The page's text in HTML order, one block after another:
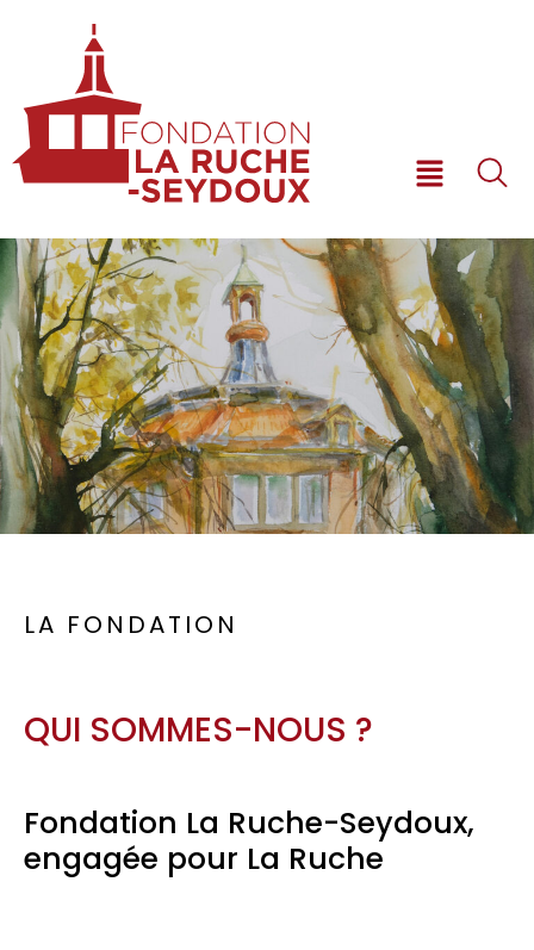
LA FONDATION
QUI SOMMES-NOUS ?
Fondation La Ruche-Seydoux,
engagée pour La Ruche